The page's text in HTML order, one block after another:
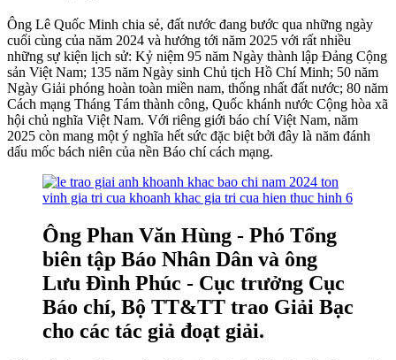
Ông Lê Quốc Minh chia sẻ, đất nước đang bước qua những ngày
cuối cùng của năm 2024 và hướng tới năm 2025 với rất nhiều
những sự kiện lịch sử: Kỷ niệm 95 năm Ngày thành lập Đảng Cộng
sản Việt Nam; 135 năm Ngày sinh Chủ tịch Hồ Chí Minh; 50 năm
Ngày Giải phóng hoàn toàn miền nam, thống nhất đất nước; 80 năm
Cách mạng Tháng Tám thành công, Quốc khánh nước Cộng hòa xã
hội chủ nghĩa Việt Nam. Với riêng giới báo chí Việt Nam, năm
2025 còn mang một ý nghĩa hết sức đặc biệt bởi đây là năm đánh
dấu mốc bách niên của nền Báo chí cách mạng.
Ông Phan Văn Hùng - Phó Tổng
biên tập Báo Nhân Dân và ông
Lưu Đình Phúc - Cục trưởng Cục
Báo chí, Bộ TT&TT trao Giải Bạc
cho các tác giả đoạt giải.